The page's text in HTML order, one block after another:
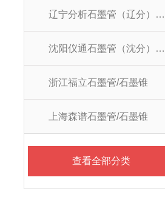
辽宁分析石墨管（辽分）/石墨锥
沈阳仪通石墨管（沈分）/石墨锥
浙江福立石墨管/石墨锥
上海森谱石墨管/石墨锥
查看全部分类